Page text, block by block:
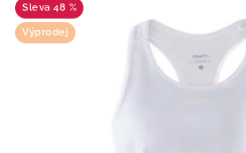
48 %
Výprodej